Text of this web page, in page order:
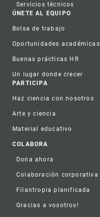
Servicios técnicos
ÚNETE AL EQUIPO
Bolsa de trabajo
Oportunidades académicas
Buenas prácticas HR
Un lugar donde crecer
PARTICIPA
Haz ciencia con nosotros
Arte y ciencia
Material educativo
COLABORA
Dona ahora
Colaboración corporativa
Filantropia planificada
Gracias a vosotros!